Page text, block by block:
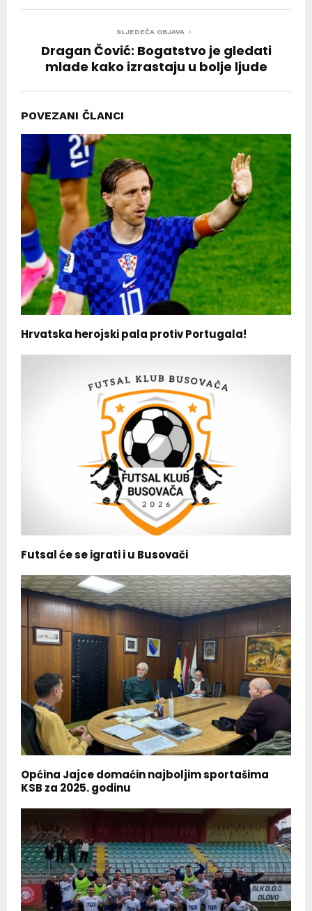
SLJEDEĆA OBJAVA
Dragan Čović: Bogatstvo je gledati
mlade kako izrastaju u bolje ljude
POVEZANI ČLANCI
Hrvatska herojski pala protiv Portugala!
Futsal će se igrati i u Busovači
Općina Jajce domaćin najboljim sportašima
KSB za 2025. godinu